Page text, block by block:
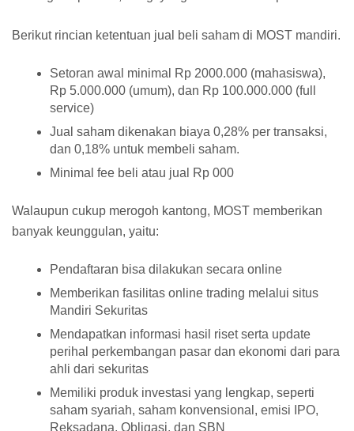
Berikut rincian ketentuan jual beli saham di MOST mandiri.
Setoran awal minimal Rp 2000.000 (mahasiswa),
Rp 5.000.000 (umum), dan Rp 100.000.000 (full
service)
Jual saham dikenakan biaya 0,28% per transaksi,
dan 0,18% untuk membeli saham.
Minimal fee beli atau jual Rp 000
Walaupun cukup merogoh kantong, MOST memberikan
banyak keunggulan, yaitu:
Pendaftaran bisa dilakukan secara online
Memberikan fasilitas online trading melalui situs
Mandiri Sekuritas
Mendapatkan informasi hasil riset serta update
perihal perkembangan pasar dan ekonomi dari para
ahli dari sekuritas
Memiliki produk investasi yang lengkap, seperti
saham syariah, saham konvensional, emisi IPO,
Reksadana, Obligasi, dan SBN